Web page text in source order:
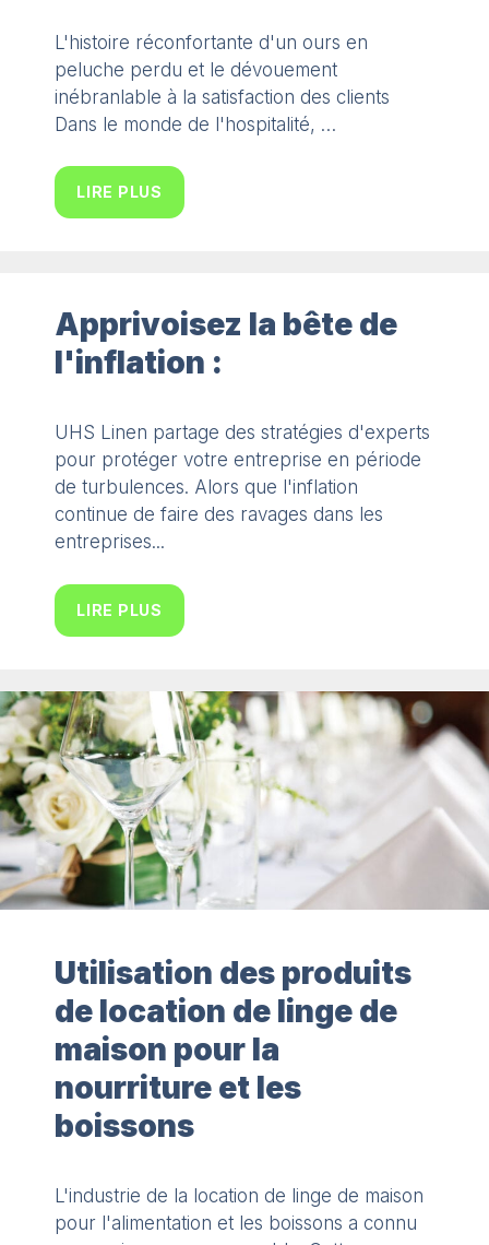
L'histoire réconfortante d'un ours en
peluche perdu et le dévouement
inébranlable à la satisfaction des clients
Dans le monde de l'hospitalité, …
LIRE PLUS
Apprivoisez la bête de
l'inflation :
UHS Linen partage des stratégies d'experts
pour protéger votre entreprise en période
de turbulences. Alors que l'inflation
continue de faire des ravages dans les
entreprises...
LIRE PLUS
Utilisation des produits
de location de linge de
maison pour la
nourriture et les
boissons
L'industrie de la location de linge de maison
pour l'alimentation et les boissons a connu